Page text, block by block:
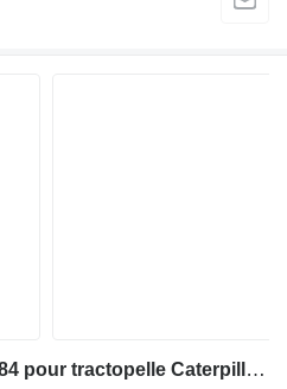
Vérin hydraulique 180-7484 pour tractopelle Caterpillar 416D